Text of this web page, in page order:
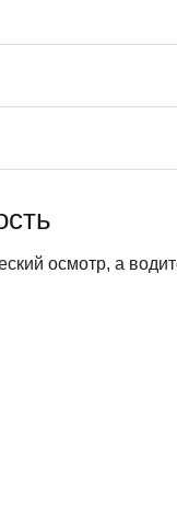
осмотр, а